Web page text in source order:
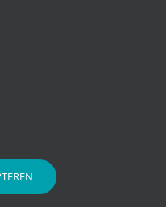
V4.8.1
| Alle rechten voorbehouden |
|Privacy